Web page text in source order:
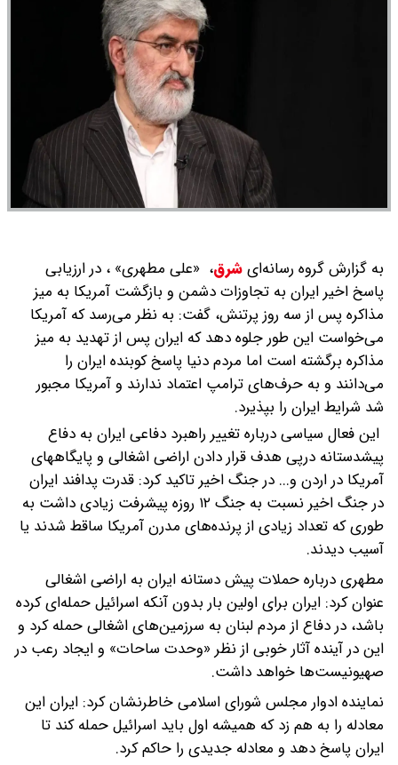
به گزارش گروه رسانه‌ایشرق، «علی مطهری» ، در ارزیابی
پاسخ اخیر ایران به تجاوزات دشمن و بازگشت آمریکا به میز
مذاکره پس از سه روز پرتنش، گفت: به نظر می‌رسد که آمریکا
می‌خواست این طور جلوه دهد که ایران پس از تهدید به میز
مذاکره برگشته است اما مردم دنیا پاسخ کوبنده ایران را
می‌دانند و به حرف‌های ترامپ اعتماد ندارند و آمریکا مجبور
شد شرایط ایران را بپذیرد.
این فعال سیاسی درباره تغییر راهبرد دفاعی ایران به دفاع
پیشدستانه درپی هدف قرار دادن اراضی اشغالی و پایگاههای
آمریکا در اردن و... در جنگ اخیر تاکید کرد: قدرت پدافند ایران
در جنگ اخیر نسبت به جنگ ۱۲ روزه پیشرفت زیادی داشت به
طوری که تعداد زیادی از پرنده‌های مدرن آمریکا ساقط شدند یا
آسیب دیدند.
مطهری درباره حملات پیش دستانه ایران به اراضی اشغالی
عنوان کرد: ایران برای اولین بار بدون آنکه اسرائیل حمله‌ای کرده
باشد، در دفاع از مردم لبنان به سرزمین‌های اشغالی حمله کرد و
این در آینده آثار خوبی از نظر «وحدت ساحات» و ایجاد رعب در
صهیونیست‌ها خواهد داشت.
نماینده ادوار مجلس شورای اسلامی خاطرنشان کرد: ایران این
معادله را به هم زد که همیشه اول باید اسرائیل حمله کند تا
ایران پاسخ دهد و معادله جدیدی را حاکم کرد.